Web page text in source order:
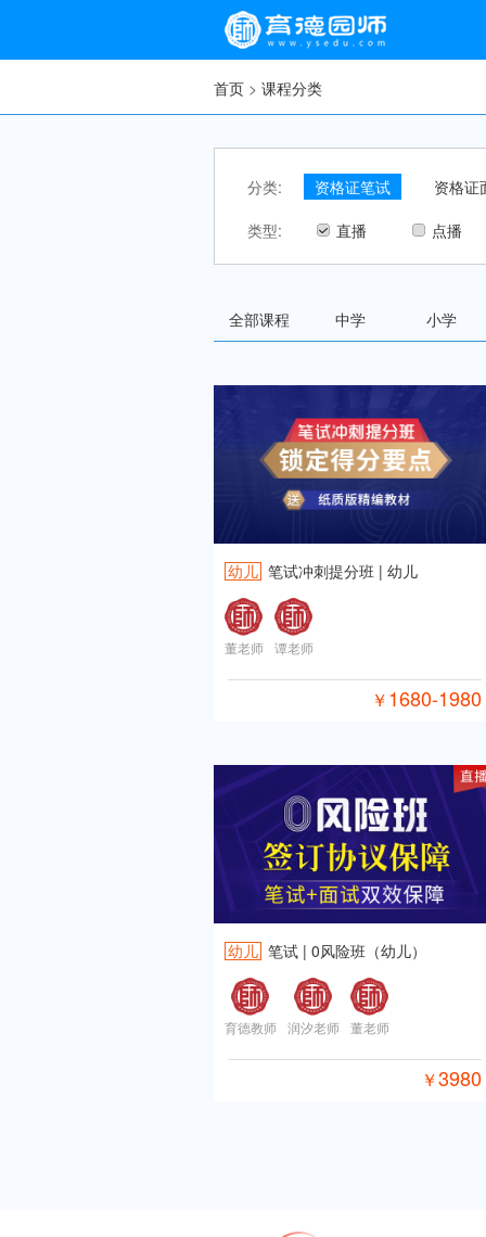
首页> 课程分类
分类: 资格证笔试
资格证
类型:
直播 点播
全部课程 中学 小学
幼儿 笔试冲刺提分班 | 幼儿
董老师 谭老师
￥1680-1980
幼儿 笔试 | 0风险班（幼儿）
育德教师 润汐老师 董老师
￥3980